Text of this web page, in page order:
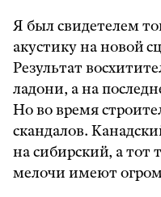
Я был свидетелем
акустику на новой
Результат
ладони, а на
Но во время
скандалов.
на сибирский, а тот
мелочи имеют